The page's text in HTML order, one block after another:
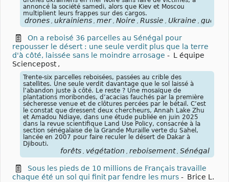
annoncé la société samedi, alors que Kiev et Moscou
multiplient leurs frappes sur des cargos.
drones , ukrainiens , mer , Noire , Russie , Ukraine , guerre
On a reboisé 36 parcelles au Sénégal pour
repousser le désert : une seule verdit plus que la terre
d'à côté, laissée sans le moindre arrosage - L équipe
Sciencepost ,
Trente-six parcelles reboisées, passées au crible des
satellites. Une seule verdit davantage que le sol laissé à
l’abandon juste à côté. Le reste ? Une mosaïque de
plantations moribondes, d’acacias fauchés par la première
sécheresse venue et de clôtures percées par le bétail. C’est
le constat que dressent deux chercheurs, Annah Lake Zhu
et Amadou Ndiaye, dans une étude publiée en juin 2025
dans la revue scientifique Land Use Policy, consacrée à la
section sénégalaise de la Grande Muraille verte du Sahel,
lancée en 2007 pour faire reculer le désert de Dakar à
Djibouti.
forêts , végétation , reboisement , Sénégal
Sous les pieds de 10 millions de Français travaille
chaque été un sol qui finit par fendre les murs - Brice L.